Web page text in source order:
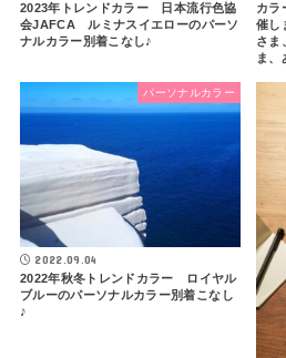
2023年トレンドカラー 日本流行色協
会JAFCA ルミナスイエローのパーソ
ナルカラー別着こなし♪
カラ
催し
さま
ま
パーソナルカラー
2022.09.04
2022年秋冬トレンドカラー ロイヤル
ブルーのパーソナルカラー別着こなし
♪